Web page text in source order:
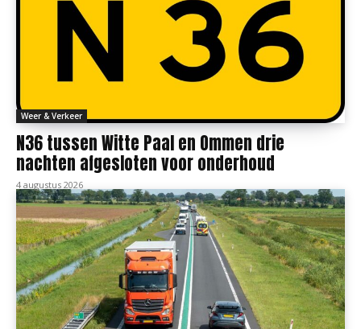
Weer & Verkeer
N36 tussen Witte Paal en Ommen drie
nachten afgesloten voor onderhoud
4 augustus 2026